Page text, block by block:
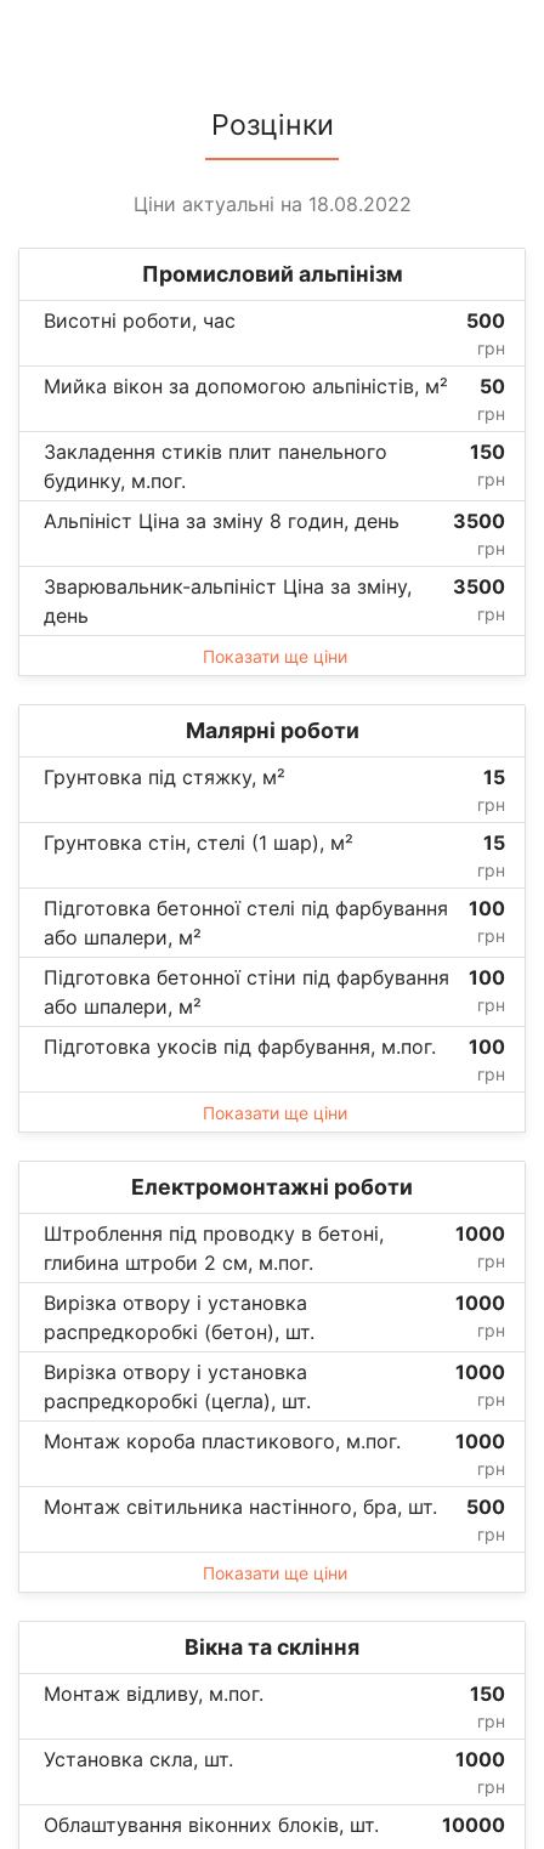
Розцінки
Ціни актуальні на 18.08.2022
Промисловий альпінізм
Висотні роботи, час 500
грн
Мийка вікон за допомогою альпіністів, м² 50
грн
Закладення стиків плит панельного
будинку, м.пог.
150
грн
Альпініст Ціна за зміну 8 годин, день 3500
грн
Зварювальник-альпініст Ціна за зміну,
день
3500
грн
Показати ще ціни
Малярні роботи
Грунтовка під стяжку, м² 15
грн
Грунтовка стін, стелі (1 шар), м² 15
грн
Підготовка бетонної стелі під фарбування
або шпалери, м²
100
грн
Підготовка бетонної стіни під фарбування
або шпалери, м²
100
грн
Підготовка укосів під фарбування, м.пог. 100
грн
Показати ще ціни
Електромонтажні роботи
Штроблення під проводку в бетоні,
глибина штроби 2 см, м.пог.
1000
грн
Вирізка отвору і установка
распредкоробкі (бетон), шт.
1000
грн
Вирізка отвору і установка
распредкоробкі (цегла), шт.
1000
грн
Монтаж короба пластикового, м.пог. 1000
грн
Монтаж світильника настінного, бра, шт. 500
грн
Показати ще ціни
Вікна та скління
Монтаж відливу, м.пог. 150
грн
Установка скла, шт. 1000
грн
Облаштування віконних блоків, шт. 10000